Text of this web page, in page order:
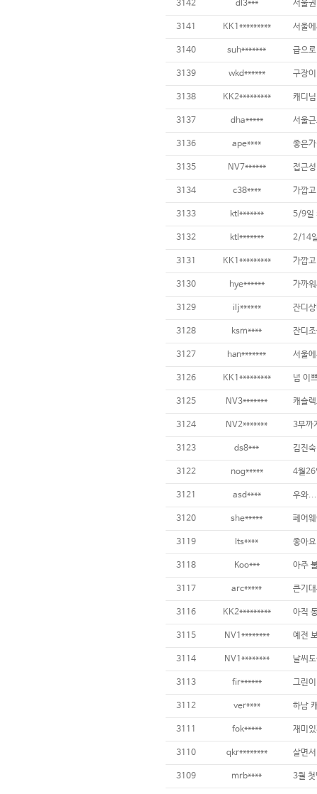
3142 dl3***
3141 KK1*********
3140 suh*******
3139 wkd****** 구장
3138 KK2*********
3137 dha*****
3136 ape**** 좋은
3135 NV7******
3134 c38****
3133 ktl******* 5/9일
3132 ktl******* 2/14
3131 KK1*********
3130 hye******
3129 ilj******
3128 ksm****
3127 han*******
3126 KK1********* 넘 이
3125 NV3*******
3124 NV2*******
3123 ds8***
3122 nog***** 4월26
3121 asd****
3120 she*****
3119 lts****
3118 Koo*** 아주
3117 arc*****
3116 KK2*********
3115 NV1********
3114 NV1********
3113 fir******
3112 ver**** 하남
3111 fok***** 재미
3110 qkr********
3109 mrb****